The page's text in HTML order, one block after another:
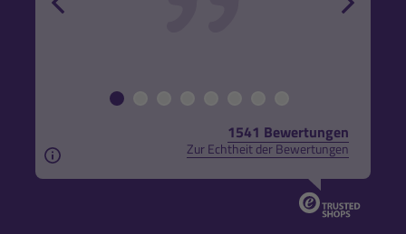
1541 Bewertungen
Zur Echtheit der Bewertungen
Aus rechtlichen Gründen weisen wir darauf hin,